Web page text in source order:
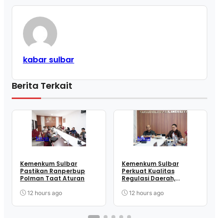
kabar sulbar
Berita Terkait
News
Kemenkum Sulbar
Pastikan Ranperbup
Polman Taat Aturan
12 hours ago
News
Kemenkum Sulbar
Perkuat Kualitas
Regulasi Daerah,
Ranperbup Polman
12 hours ago